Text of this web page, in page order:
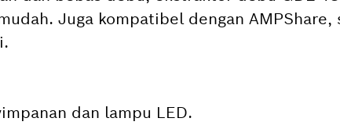
Juga kompatibel dengan AMPShare,
dan lampu LED.